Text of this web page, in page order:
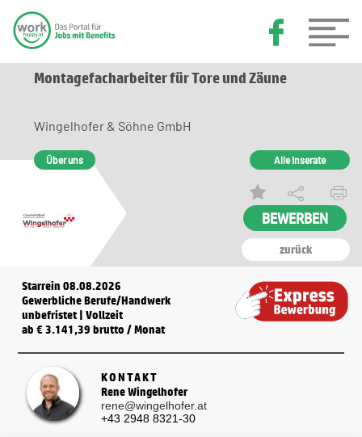
Montagefacharbeiter für Tore und Zäune
zurück
Wingelhofer & Söhne GmbH
Über uns Alle Inserate
BEWERBEN
Starrein 08.08.2026
Gewerbliche Berufe/Handwerk
unbefristet | Vollzeit
ab € 3.141,39 brutto / Monat
KONTAKT
Rene Wingelhofer
rene@wingelhofer.at
+43 2948 8321-30